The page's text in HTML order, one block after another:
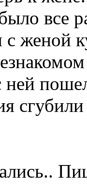
все
с женой
ней